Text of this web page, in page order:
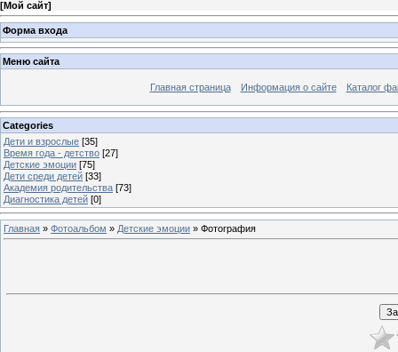
[Мой сайт]
Форма входа
Меню сайта
Главная страница Информация о сайте Каталог
Categories
Дети и взрослые [35]
Время года - детство [27]
Детские эмоции [75]
Дети среди детей [33]
Академия родительства [73]
Диагностика детей [0]
Главная » Фотоальбом » Детские эмоции » Фотография